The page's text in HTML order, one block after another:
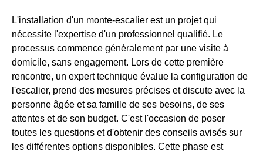
L'installation d'un monte-escalier est un projet qui
nécessite l'expertise d'un professionnel qualifié. Le
processus commence généralement par une visite à
domicile, sans engagement. Lors de cette première
rencontre, un expert technique évalue la configuration de
l'escalier, prend des mesures précises et discute avec la
personne âgée et sa famille de ses besoins, de ses
attentes et de son budget. C'est l'occasion de poser
toutes les questions et d'obtenir des conseils avisés sur
les différentes options disponibles. Cette phase est